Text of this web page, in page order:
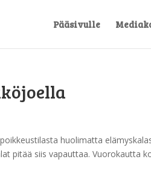
Pääsivulle
huolimatta
pitää siis vapauttaa. Vuorokautta